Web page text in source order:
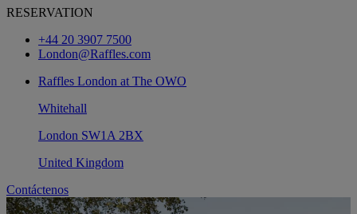
RESERVATION
+44 20 3907 7500
London@Raffles.com
Raffles London at The OWO
Whitehall
London SW1A 2BX
United Kingdom
Contáctenos